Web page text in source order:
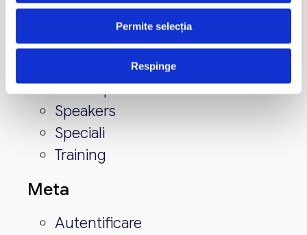
Permite selecția
Respinge
Categorii
Conferinta
HomeSpeakers
Speakers
Speciali
Training
Meta
Autentificare